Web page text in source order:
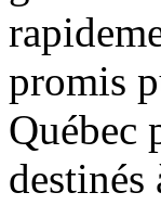
promis
Québec